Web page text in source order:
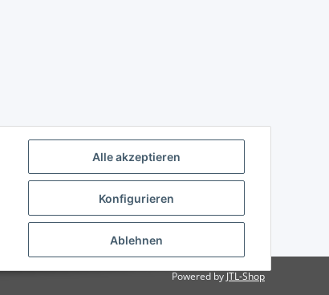
Alle akzeptieren
Konfigurieren
Ablehnen
Powered by JTL-Shop